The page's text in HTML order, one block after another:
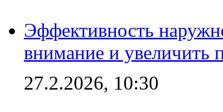
Эффективность
внимание и увеличить
27.2.2026, 10:30